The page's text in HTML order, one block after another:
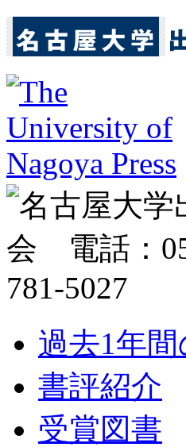
過去1年間
書評紹介
受賞図書